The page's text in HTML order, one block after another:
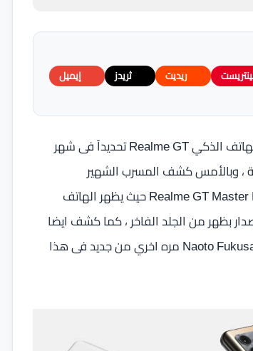
ريديت ثريدز
إيميل
فى الربع الأول من العام الجاري 2021 أعلنت شركة ريلمي الصاعده عن الهاتف الذكي Realme GT تحديداً فى شهر
، وبالأمس كشف المسرب الشهير
@OnLeaks عن تصميم لإصدار جديد للهاتف بأسم الهاتف الذكي Realme GT Master Edition حيث يظهر الهاتف
بظهر من الجلد الفاخر ، كما كشف ايضا
بعض التسريبات حول تعاون شركة ريلمي مع المصمم الياباني الشهير Naoto Fukusawa مره اخري من جديد فى هذا